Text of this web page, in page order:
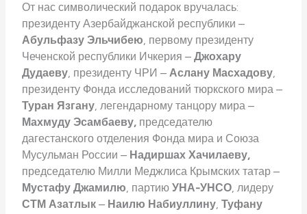
От нас символический подарок вручалась:
президенту Азербайджанской республики –
Абульфазу Эльчибею, первому президенту
Чеченской республики Ичкерия –Джохару
Дудаеву, президенту ЧРИ –Аслану Масхадову,
президенту Фонда исследований тюркского мира –
Туран Язгану, легендарному танцору мира –
Махмуду Эсамбаеву, председателю
дагестанского отделения Фонда мира и Союза
Мусульман России – Надиршах Хачилаеву,
председателю Милли Меджлиса Крымских татар –
Мустафу Джамилю, партиюУНА-УНСО, лидеру
СТМ Азатлык – Наилю Набиуллину,Туфану